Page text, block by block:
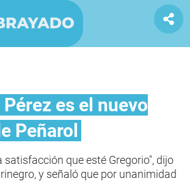
es el nuevo
Peñarol
satisfacción que esté Gregorio", dijo
y señaló que por unanimidad